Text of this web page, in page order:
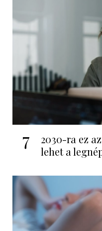
7
2030-ra ez
lehet a